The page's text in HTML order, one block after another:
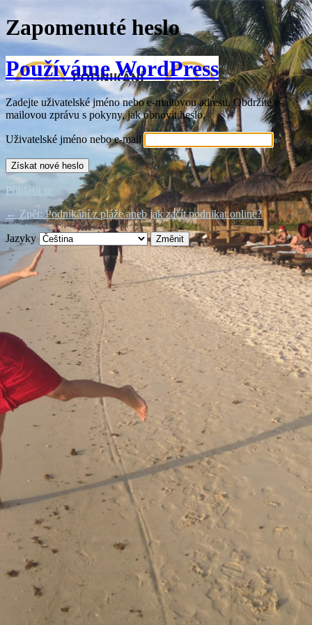
Zapomenuté heslo
Používáme WordPress
Zadejte uživatelské jméno nebo e-mailovou adresu. Obdržíte e-
mailovou zprávu s pokyny, jak obnovit heslo.
Uživatelské jméno nebo e-mail
Přihlásit se
← Zpět: Podnikání z pláže aneb jak začít podnikat online?
Jazyky